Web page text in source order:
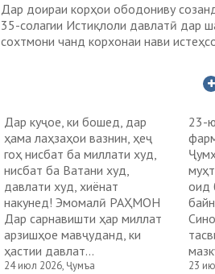
Дар доираи корҳои ободониву
35-солагии Истиқлоли давлатӣ дар
сохтмони чанд корхонаи нави
Дар куҷое, ки бошед, дар
ҳама лаҳзаҳои вазнин, ҳеҷ
гоҳ нисбат ба миллати худ,
нисбат ба Ватани худ,
давлати худ, хиёнат
накунед! Эмомалӣ РАҲМОН
Дар сарнавишти ҳар миллат
арзишҳое мавҷуданд, ки
ҳастии давлат...
24 июл 2026, Ҷумъа
23-
оид
23